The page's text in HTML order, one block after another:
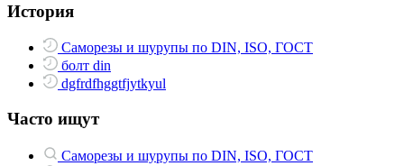
История
Саморезы и шурупы по DIN, ISO, ГОСТ
болт din
dgfrdfhggtfjytkyul
Часто ищут
Саморезы и шурупы по DIN, ISO, ГОСТ